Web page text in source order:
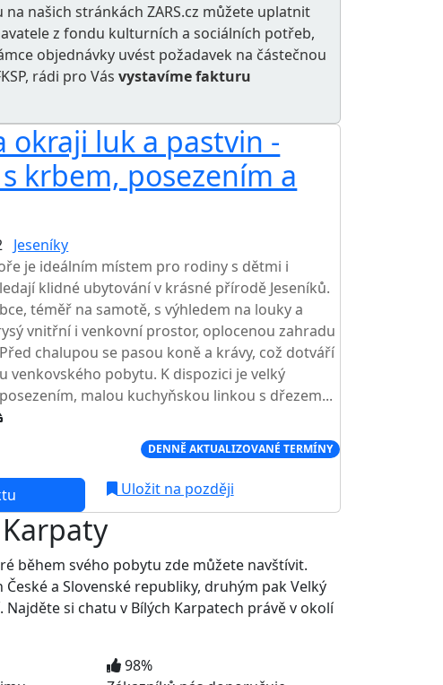
našich stránkách ZARS.cz můžete uplatnit
zfondu kulturních a sociálních potřeb,
objednávky uvést požadavek na částečnou
rádi pro Vásvystavíme fakturu
okraji luk a pastvin -
krbem, posezením a
Jeseníky
je ideálním místem pro rodiny s dětmi i
klidné ubytování v krásné přírodě Jeseníků.
téměř na samotě, s výhledem na louky a
vnitřní i venkovní prostor, oplocenou zahradu
chalupou se pasou koně a krávy, což dotváří
venkovského pobytu. K dispozici je velký
malou kuchyňskou linkou s dřezem...
DENNĚ AKTUALIZOVANÉ TERMÍNY
Uložit na později
během svého pobytu zde můžete navštívit.
a Slovenské republiky, druhým pak Velký
si chatu v Bílých Karpatech právě v okolí
98%